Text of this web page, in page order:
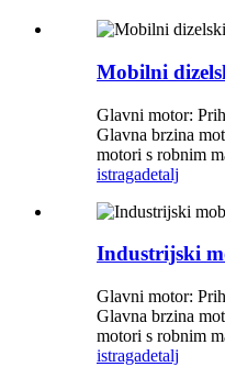
Mobilni
Glavni motor:
Glavna brzina
motori s robnim
istragadetalj
Industrijski
Glavni motor:
Glavna brzina
motori s robnim
istragadetalj